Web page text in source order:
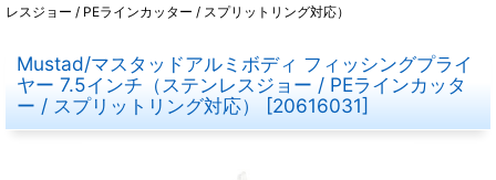
レスジョー / PEラインカッター / スプリットリング対応）
Mustad/マスタッドアルミボディ フィッシングプライ
ヤー 7.5インチ（ステンレスジョー / PEラインカッタ
ー / スプリットリング対応）
[20616031]